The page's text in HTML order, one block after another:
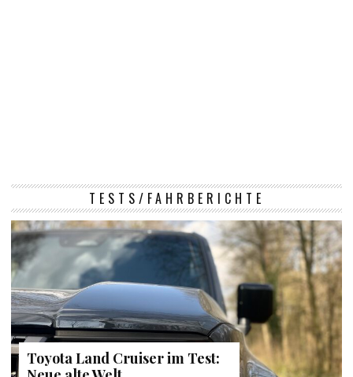
TESTS/FAHRBERICHTE
Toyota Land Cruiser im Test: